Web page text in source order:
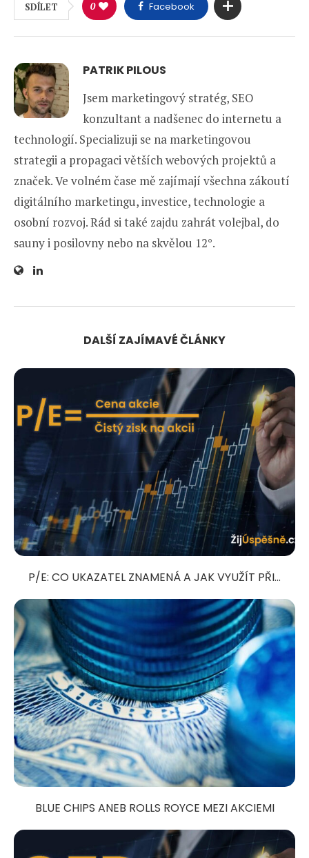
SDÍLET 0 Facebook
PATRIK PILOUS
Jsem marketingový stratég, SEO
konzultant a nadšenec do internetu a
technologií. Specializuji se na marketingovou
strategii a propagaci větších webových projektů a
značek. Ve volném čase mě zajímají všechna zákoutí
digitálního marketingu, investice, technologie a
osobní rozvoj. Rád si také zajdu zahrát volejbal, do
sauny i posilovny nebo na skvělou 12°.
DALŠÍ ZAJÍMAVÉ ČLÁNKY
P/E: CO UKAZATEL ZNAMENÁ A JAK VYUŽÍT PŘI...
BLUE CHIPS ANEB ROLLS ROYCE MEZI AKCIEMI